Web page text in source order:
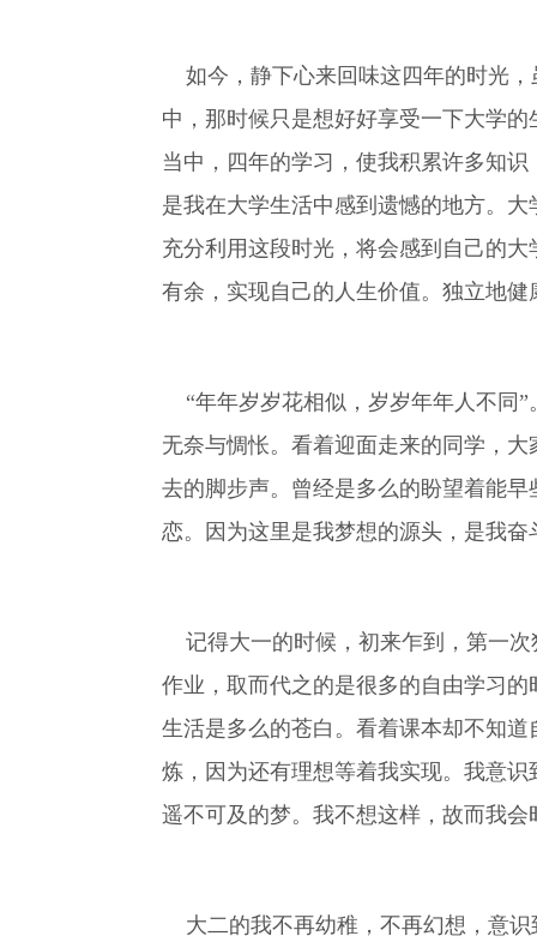
如今，静下心来回味这四年的时光，
中，那时候只是想好好享受一下大学
当中，四年的学习，使我积累许多知
是我在大学生活中感到遗憾的地方。
充分利用这段时光，将会感到自己的
有余，实现自己的人生价值。独立地
“年年岁岁花相似，岁岁年年人不同”
无奈与惆怅。看着迎面走来的同学，
去的脚步声。曾经是多么的盼望着能
恋。因为这里是我梦想的源头，是我
记得大一的时候，初来乍到，第一次
作业，取而代之的是很多的自由学习
生活是多么的苍白。看着课本却不知
炼，因为还有理想等着我实现。我意
遥不可及的梦。我不想这样，故而我
大二的我不再幼稚，不再幻想，意识